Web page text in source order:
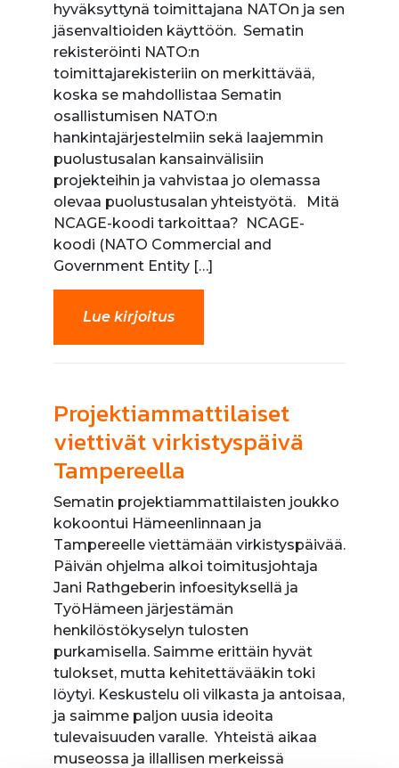
hyväksyttynä toimittajana NATOn ja sen
jäsenvaltioiden käyttöön. Sematin
rekisteröinti NATO:n
toimittajarekisteriin on merkittävää,
koska se mahdollistaa Sematin
osallistumisen NATO:n
hankintajärjestelmiin sekä laajemmin
puolustusalan kansainvälisiin
projekteihin ja vahvistaa jo olemassa
olevaa puolustusalan yhteistyötä. Mitä
NCAGE-koodi tarkoittaa? NCAGE-
koodi (NATO Commercial and
Government Entity […]
Lue kirjoitus
Projektiammattilaiset
viettivät virkistyspäivä
Tampereella
Sematin projektiammattilaisten joukko
kokoontui Hämeenlinnaan ja
Tampereelle viettämään virkistyspäivää.
Päivän ohjelma alkoi toimitusjohtaja
Jani Rathgeberin infoesityksellä ja
TyöHämeen järjestämän
henkilöstökyselyn tulosten
purkamisella. Saimme erittäin hyvät
tulokset, mutta kehitettävääkin toki
löytyi. Keskustelu oli vilkasta ja antoisaa,
ja saimme paljon uusia ideoita
tulevaisuuden varalle. Yhteistä aikaa
museossa ja illallisen merkeissä